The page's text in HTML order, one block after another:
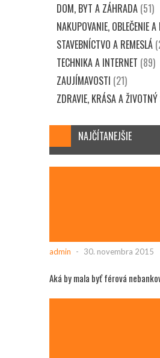
DOM, BYT A ZÁHRADA(51)
NAKUPOVANIE, OBLEČENIE
STAVEBNÍCTVO A REMESLÁ
TECHNIKA A INTERNET (89)
ZAUJÍMAVOSTI (21)
ZDRAVIE, KRÁSA A
NAJČÍTANEJŠIE
admin - 30. novembra 2015
Aká by mala byť férová